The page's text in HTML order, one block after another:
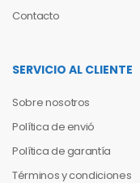
Contacto
SERVICIO AL CLIENTE
Sobre nosotros
Política de envió
Política de garantía
Términos y condiciones